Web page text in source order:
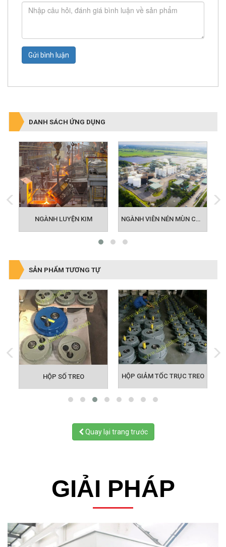
Gửi bình luận
DANH SÁCH ỨNG DỤNG
NGÀNH LUYỆN KIM
SẢN PHẨM TƯƠNG TỰ
HỘP SỐ TREO HỘP GIẢM TỐC TRỤC TREO
Quay lại trang trước
GIẢI PHÁP